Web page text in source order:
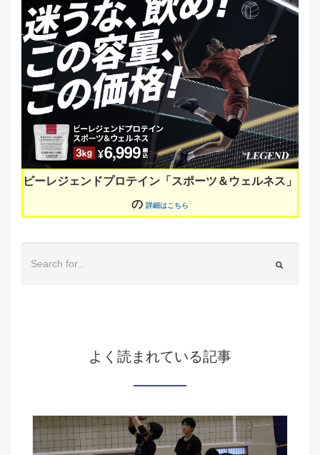
ビーレジェンドプロテイン「スポーツ＆ウェルネス」
の 詳細はこちら
よく読まれている記事